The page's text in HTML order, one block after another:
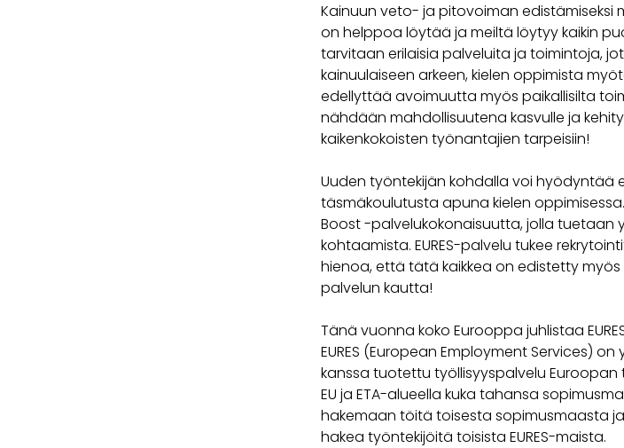
Kainuun veto- ja pitovoiman
on helppoa löytää ja meiltä löytyy kaikin
tarvitaan erilaisia palveluita ja toimintoja,
kainuulaiseen arkeen, kielen oppimista
edellyttää avoimuutta myös paikallisilta
nähdään mahdollisuutena kasvulle ja
kaikenkokoisten työnantajien tarpeisiin!
Uuden työntekijän kohdalla voi hyödyntää
täsmäkoulutusta apuna kielen
Boost -palvelukokonaisuutta, jolla tuetaan
kohtaamista. EURES-palvelu tukee
hienoa, että tätä kaikkea on edistetty myös
palvelun kautta!
Tänä vuonna koko Eurooppa juhlistaa
EURES (European Employment Services)
kanssa tuotettu työllisyyspalvelu Euroopan
EU ja ETA-alueella kuka tahansa
hakemaan töitä toisesta sopimusmaasta
hakea työntekijöitä toisista EURES-maista.